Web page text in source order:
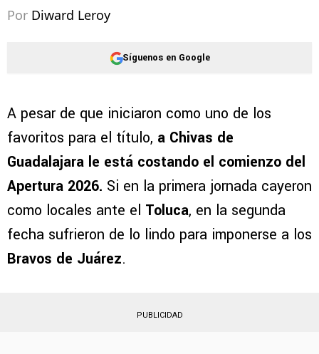
Por Diward Leroy
Síguenos en Google
A pesar de que iniciaron como uno de los
favoritos para el título, a Chivas de
Guadalajara le está costando el comienzo del
Apertura 2026. Si en la primera jornada cayeron
como locales ante el Toluca, en la segunda
fecha sufrieron de lo lindo para imponerse a los
Bravos de Juárez.
PUBLICIDAD